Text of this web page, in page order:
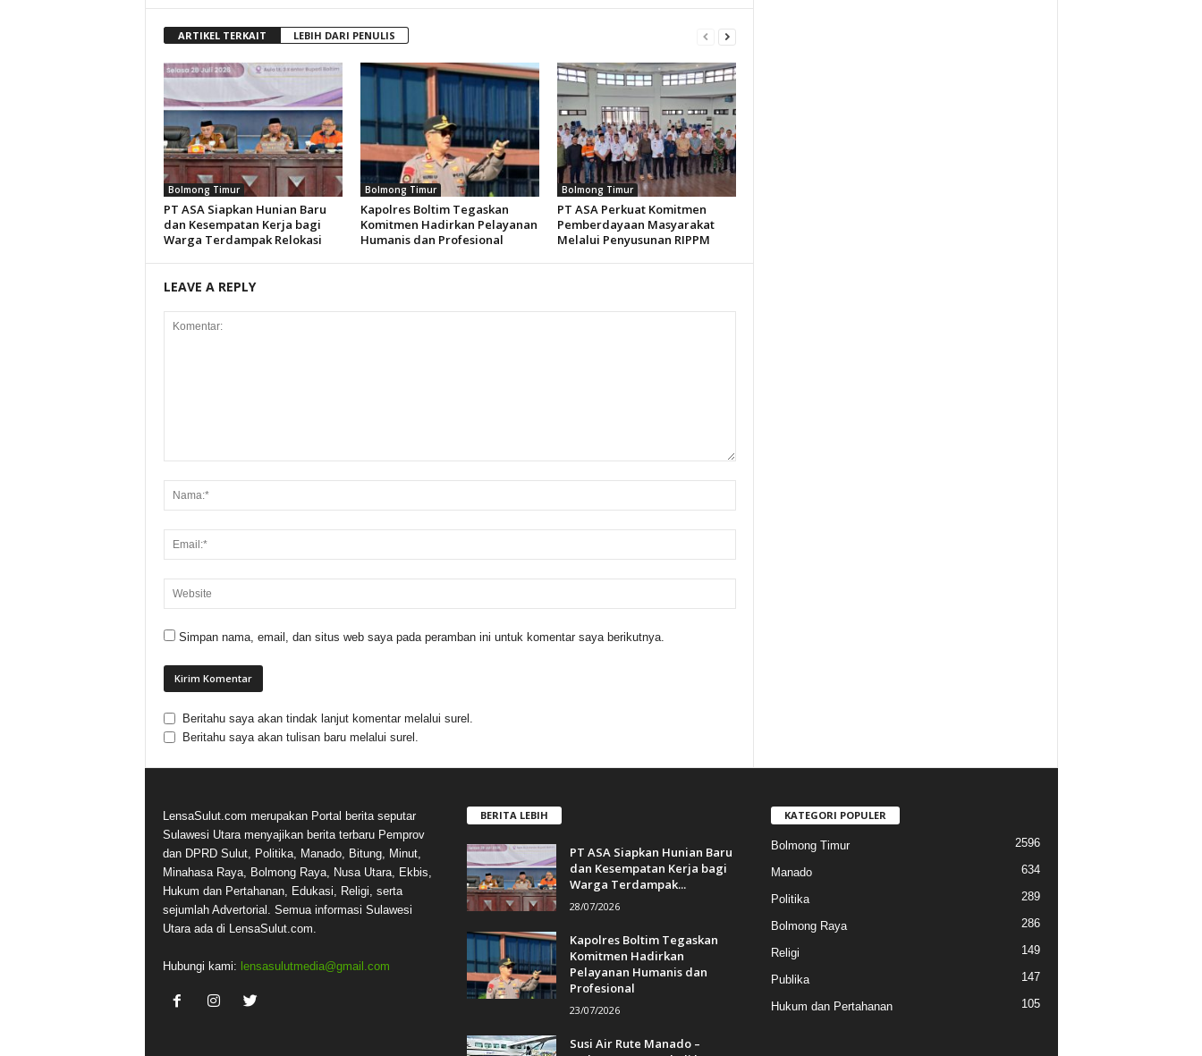
ARTIKEL TERKAIT LEBIH DARI PENULIS
Bolmong Timur
PT ASA Siapkan Hunian Baru
dan Kesempatan Kerja bagi
Warga Terdampak Relokasi
Bolmong Timur
Kapolres Boltim Tegaskan
Komitmen Hadirkan Pelayanan
Humanis dan Profesional
Bolmong Timur
PT ASA Perkuat Komitmen
Pemberdayaan Masyarakat
Melalui Penyusunan RIPPM
LEAVE A REPLY
Simpan nama, email, dan situs web saya pada peramban ini untuk komentar saya berikutnya.
Beritahu saya akan tindak lanjut komentar melalui surel.
Beritahu saya akan tulisan baru melalui surel.
LensaSulut.com merupakan Portal berita seputar
Sulawesi Utara menyajikan berita terbaru Pemprov
dan DPRD Sulut, Politika, Manado, Bitung, Minut,
Minahasa Raya, Bolmong Raya, Nusa Utara, Ekbis,
Hukum dan Pertahanan, Edukasi, Religi, serta
sejumlah Advertorial. Semua informasi Sulawesi
Utara ada di LensaSulut.com.
Hubungi kami: lensasulutmedia@gmail.com
BERITA LEBIH
PT ASA Siapkan Hunian Baru
dan Kesempatan Kerja bagi
Warga Terdampak...
28/07/2026
Kapolres Boltim Tegaskan
Komitmen Hadirkan
Pelayanan Humanis dan
Profesional
23/07/2026
Susi Air Rute Manado –
KATEGORI POPULER
Bolmong Timur 2596
Manado 634
Politika 289
Bolmong Raya 286
Religi 149
Publika 147
Hukum dan Pertahanan 105